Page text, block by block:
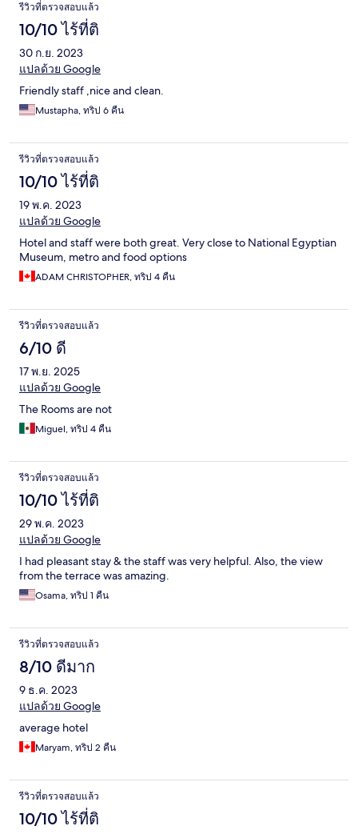
รีวิวที่ตรวจสอบแล้ว
10/10 ไร้ที่ติ
30 ก.ย. 2023
แปลด้วย Google
Friendly staff ,nice and clean.
Mustapha, ทริป 6 คืน
รีวิวที่ตรวจสอบแล้ว
10/10 ไร้ที่ติ
19 พ.ค. 2023
แปลด้วย Google
Hotel and staff were both great. Very close to National Egyptian
Museum, metro and food options
ADAM CHRISTOPHER, ทริป 4 คืน
รีวิวที่ตรวจสอบแล้ว
6/10 ดี
17 พ.ย. 2025
แปลด้วย Google
The Rooms are not
Miguel, ทริป 4 คืน
รีวิวที่ตรวจสอบแล้ว
10/10 ไร้ที่ติ
29 พ.ค. 2023
แปลด้วย Google
I had pleasant stay & the staff was very helpful. Also, the view
from the terrace was amazing.
Osama, ทริป 1 คืน
รีวิวที่ตรวจสอบแล้ว
8/10 ดีมาก
9 ธ.ค. 2023
แปลด้วย Google
average hotel
Maryam, ทริป 2 คืน
รีวิวที่ตรวจสอบแล้ว
10/10 ไร้ที่ติ